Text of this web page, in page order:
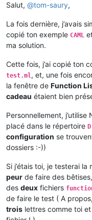
Salut, @tom-saury,
La fois dernière, j’avais
copié ton exemple CAML
ma solution.
Cette fois, j’ai copié ton
test.ml, et, une fois
la fenêtre de Function
cadeau étaient bien
Personnellement, j’utilise
placé dans le répertoire
configuration se
dossiers :-))
Si j’étais toi, je testerai la
peur de faire des
des deux fichiers
de faire le test ( A
trois lettres comme toi